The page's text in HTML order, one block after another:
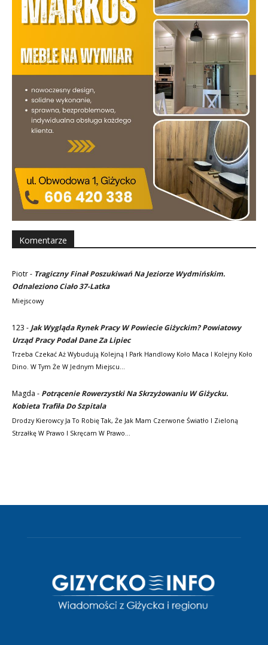
Komentarze
Piotr- Tragiczny Finał Poszukiwań Na Jeziorze Wydmińskim.
Odnaleziono Ciało 37-Latka
Miejscowy
123 - Jak Wygląda Rynek Pracy W Powiecie Giżyckim? Powiatowy
Urząd Pracy Podał Dane Za Lipiec
Trzeba Czekać Aż Wybudują Kolejną I Park Handlowy Koło Maca I Kolejny Koło
Dino. W Tym Że W Jednym Miejscu…
Magda - Potrącenie Rowerzystki Na Skrzyżowaniu W Giżycku.
Kobieta Trafiła Do Szpitala
Drodzy Kierowcy Ja To Robię Tak, Że Jak Mam Czerwone Światło I Zieloną
Strzałkę W Prawo I Skręcam W Prawo…